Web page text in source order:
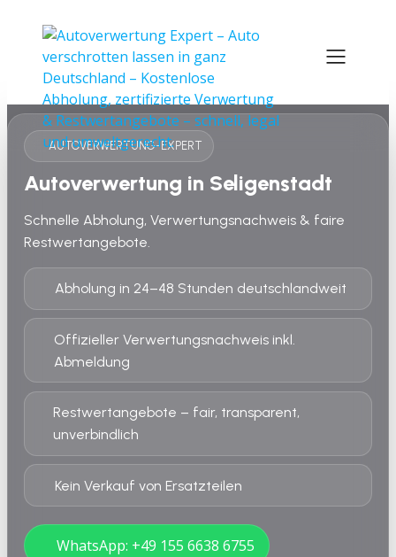
AUTOVERWERTUNG-EXPERT
Autoverwertung in Seligenstadt
Schnelle Abholung, Verwertungsnachweis & faire
Restwertangebote.
Abholung in 24–48 Stunden deutschlandweit
Offizieller Verwertungsnachweis inkl.
Abmeldung
Restwertangebote – fair, transparent,
unverbindlich
Kein Verkauf von Ersatzteilen
WhatsApp: +49 155 6638 6755